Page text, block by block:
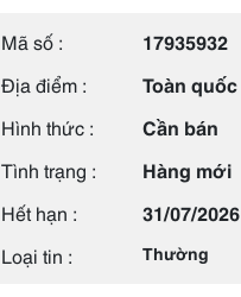
Mã số :
17935932
Địa điểm :
Toàn quốc
Hình thức :
Cần bán
Tình trạng :
Hàng mới
Hết hạn :
31/07/2026
Loại tin :
Thường